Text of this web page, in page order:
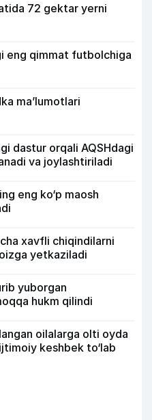
72 gektar yerni
eng qimmat futbolchiga
ma’lumotlari
dastur orqali AQSHdagi
va joylashtiriladi
eng ko‘p maosh
xavfli chiqindilarni
yetkaziladi
yuborgan
hukm qilindi
oilalarga olti oyda
keshbek to‘lab